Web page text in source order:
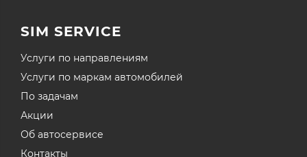
SIM SERVICE
Услуги по направлениям
Услуги по маркам автомобилей
По задачам
Акции
Об автосервисе
Контакты